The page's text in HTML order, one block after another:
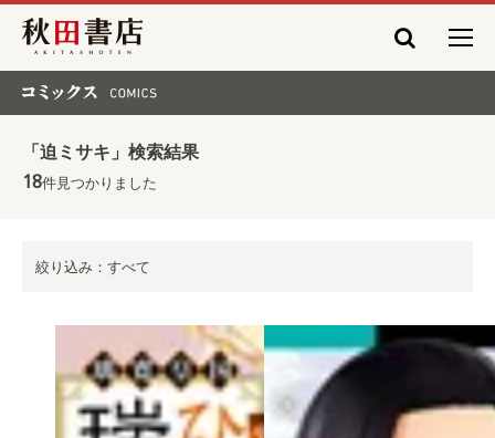
秋田書店
「迫ミサキ」検索結果
18件見つかりました
絞り込み：すべて